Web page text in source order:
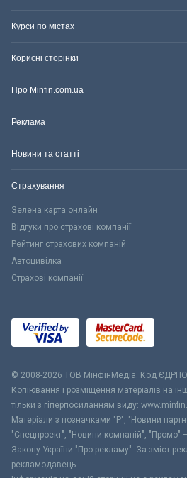
Курси по містах
Корисні сторінки
Про Minfin.com.ua
Реклама
Новини та статті
Страхування
Зелена карта онлайн
Відгуки про страхові компанії
Рейтинг страхових компаній
Автоцивілка
Страхові компанії
© 2008-2026 ТОВ МiнфiнМедiа. Код
Копіювання і розміщення матеріалів на
тільки з гіперпосиланням виду:
Матеріали з позначками "Р", "Новини
"Спецпроект", "Новини компаній", "Промо"
Закону України "Про рекламу". За зміст
рекламодавець.